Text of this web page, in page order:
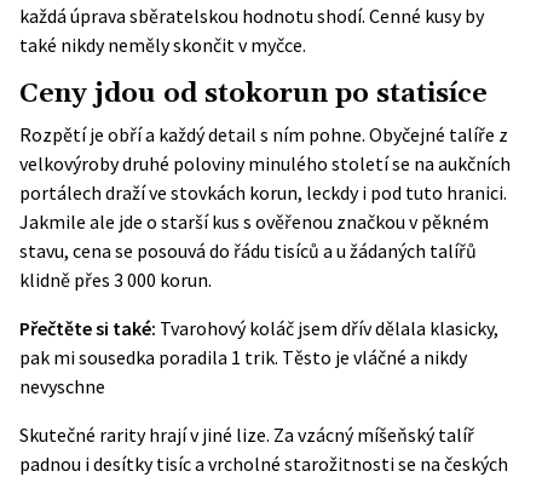
každá úprava sběratelskou hodnotu shodí. Cenné kusy by
také nikdy neměly skončit v myčce.
Ceny jdou od stokorun po statisíce
Rozpětí je obří a každý detail s ním pohne. Obyčejné talíře z
velkovýroby druhé poloviny minulého století se na aukčních
portálech draží ve stovkách korun, leckdy i pod tuto hranici.
Jakmile ale jde o starší kus s ověřenou značkou v pěkném
stavu, cena se posouvá do řádu tisíců a u žádaných talířů
klidně přes 3 000 korun.
Přečtěte si také: Tvarohový koláč jsem dřív dělala klasicky,
pak mi sousedka poradila 1 trik. Těsto je vláčné a nikdy
nevyschne
Skutečné rarity hrají v jiné lize. Za vzácný míšeňský talíř
padnou i desítky tisíc a vrcholné starožitnosti se na českých